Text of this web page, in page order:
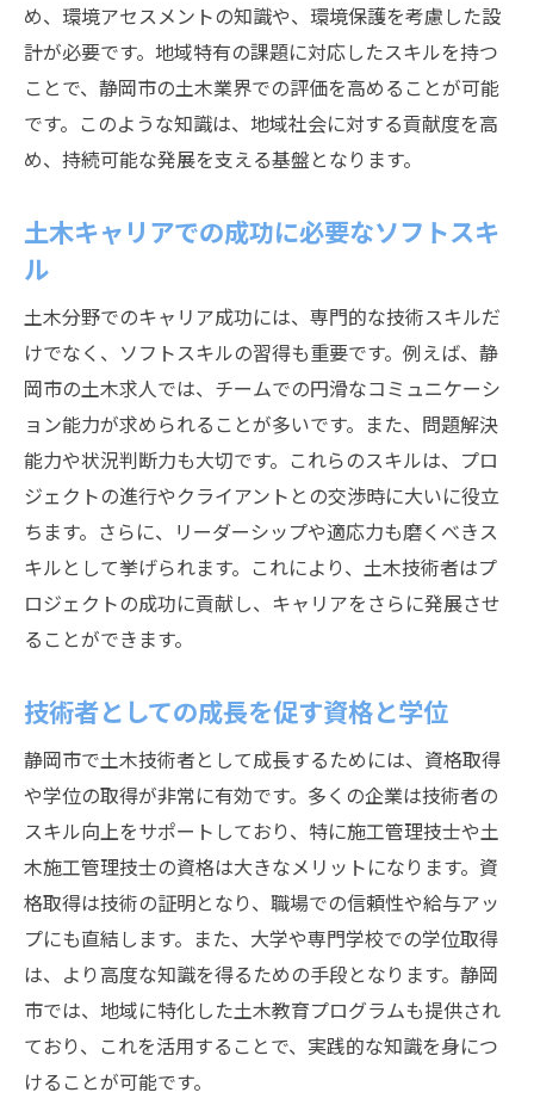
め、環境アセスメントの知識や、環境保護を考慮した設
計が必要です。地域特有の課題に対応したスキルを持つ
ことで、静岡市の土木業界での評価を高めることが可能
です。このような知識は、地域社会に対する貢献度を高
め、持続可能な発展を支える基盤となります。
土木キャリアでの成功に必要なソフトスキ
ル
土木分野でのキャリア成功には、専門的な技術スキルだ
けでなく、ソフトスキルの習得も重要です。例えば、静
岡市の土木求人では、チームでの円滑なコミュニケーシ
ョン能力が求められることが多いです。また、問題解決
能力や状況判断力も大切です。これらのスキルは、プロ
ジェクトの進行やクライアントとの交渉時に大いに役立
ちます。さらに、リーダーシップや適応力も磨くべきス
キルとして挙げられます。これにより、土木技術者はプ
ロジェクトの成功に貢献し、キャリアをさらに発展させ
ることができます。
技術者としての成長を促す資格と学位
静岡市で土木技術者として成長するためには、資格取得
や学位の取得が非常に有効です。多くの企業は技術者の
スキル向上をサポートしており、特に施工管理技士や土
木施工管理技士の資格は大きなメリットになります。資
格取得は技術の証明となり、職場での信頼性や給与アッ
プにも直結します。また、大学や専門学校での学位取得
は、より高度な知識を得るための手段となります。静岡
市では、地域に特化した土木教育プログラムも提供され
ており、これを活用することで、実践的な知識を身につ
けることが可能です。